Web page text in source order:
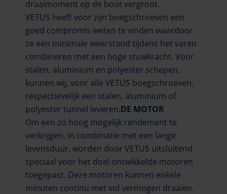
draaimoment op de boot vergroot.
VETUS heeft voor zijn boegschroeven een
goed compromis weten te vinden waardoor
ze een minimale weerstand tijdens het varen
combineren met een hoge stuwkracht. Voor
stalen, aluminium en polyester schepen,
kunnen wij, voor alle VETUS boegschroeven,
respectievelijk een stalen, aluminium of
polyester tunnel leveren.DE MOTOR
Om een zo hoog mogelijk rendement te
verkrijgen, in combinatie met een lange
levensduur, worden door VETUS uitsluitend
speciaal voor het doel ontwikkelde motoren
toegepast. Deze motoren kunnen enkele
minuten continu met vol vermogen draaien.